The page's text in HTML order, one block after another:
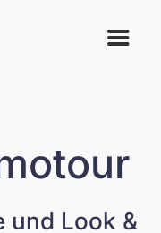
und Look &